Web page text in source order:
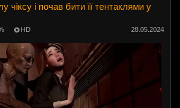
чіксу і почав бити її тентаклями у
HD 28.05.2024